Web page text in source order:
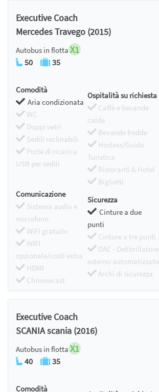
Executive Coach
Mercedes Travego (2015)
Autobus in flotta X1
50 35
Comodità
Aria condizionata
WC
Doppi vetri
Sedili reclinabili
Porte di ricarica
USB per sedili
Ospitalità su richiesta
Caffè e bevande
calde
Bevande fredde
Hostess/Guida
Turistica
Ristoranti & Hotel
Biglietti
Comunicazione
Sistema audio e
microfono
WIFI gratuito
WIFI
opzionale/costi extra
HDMI
Chromecast
Sicurezza
Cinture a due
punti
Cinture a tre punti
DAE - Defibrillatore
esterno automatizzato
Archi di sicurezza
Executive Coach
SCANIA scania (2016)
Autobus in flotta X1
40 35
Comodità